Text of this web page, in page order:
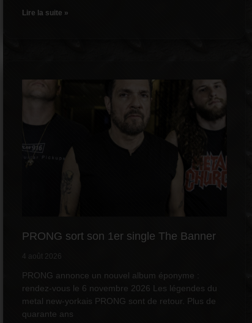
Lire la suite »
PRONG sort son 1er single The Banner
4 août 2026
PRONG annonce un nouvel album éponyme :
rendez-vous le 6 novembre 2026 Les légendes du
metal new-yorkais PRONG sont de retour. Plus de
quarante ans